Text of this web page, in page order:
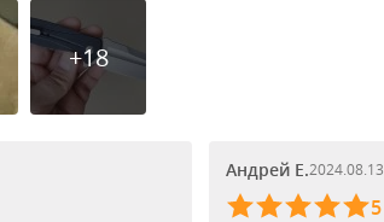
+18
Андрей Е.2024.08.13
5